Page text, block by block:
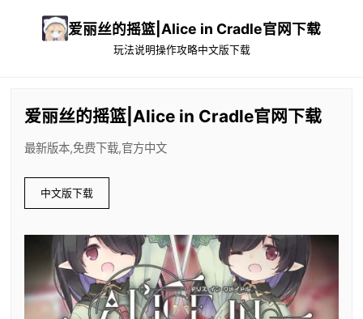
爱丽丝的摇篮|Alice in Cradle官网下载
玩法说明操作攻略中文版下载
爱丽丝的摇篮|Alice in Cradle官网下载
最新版本,免费下载,官方中文
中文版下载